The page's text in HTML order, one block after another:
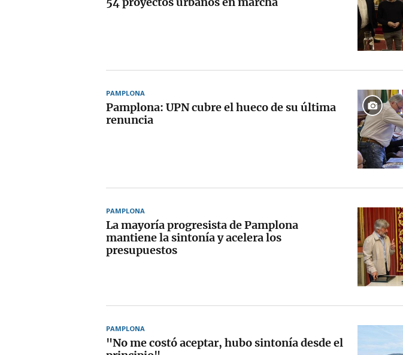
PAMPLONA
Pamplona: UPN cubre el hueco de su última
renuncia
PAMPLONA
La mayoría progresista de Pamplona
mantiene la sintonía y acelera los
presupuestos
PAMPLONA
"No me costó aceptar, hubo sintonía desde el